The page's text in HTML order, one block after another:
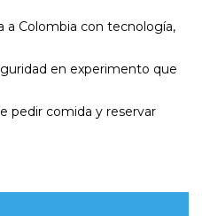
a Colombia con tecnología,
en experimento que
pedir comida y reservar